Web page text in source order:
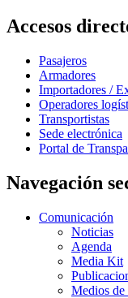
Accesos
Pasajeros
Armadores
Importadores /
Operadores
Transportistas
Sede electrónica
Portal de
Navegación
Comunicación
Noticias
Agenda
Media Kit
Medios de